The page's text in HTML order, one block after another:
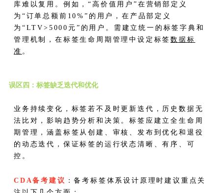
库难以复用。例如，“高价值用户”在营销部定义
为“订单总额前10%”的用户，在产品部定义
为“LTV>5000元”的用户。需建立统一的标签字典和
管理机制，在标签生命周期管理中设定标签数据标
准 。
误区四：标签缺乏迭代和优化
业务持续变化，标签若不及时更新迭代，历史数据无
法比对，影响趋势分析和决策。标签应建立全生命周
期管理，涵盖标签从创建、审核、发布到优化和退役
的动态迭代，保证标签的运行状态清晰、有序、可
控。
CDA备考建议
：备考标签体系设计原理时建议重点关